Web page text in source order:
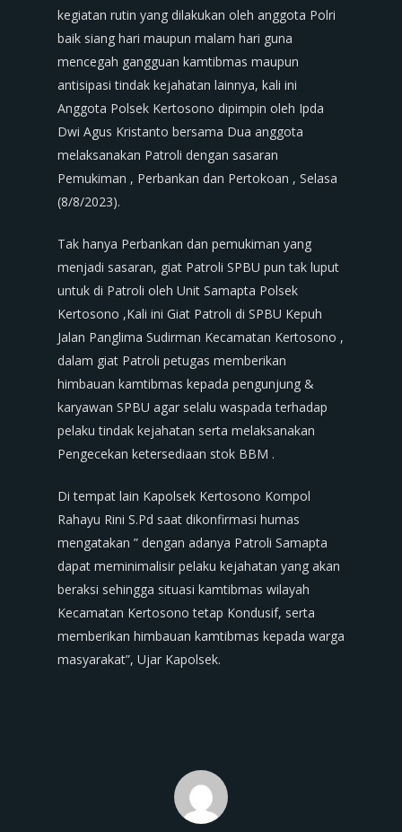
kegiatan rutin yang dilakukan oleh anggota Polri
baik siang hari maupun malam hari guna
mencegah gangguan kamtibmas maupun
antisipasi tindak kejahatan lainnya, kali ini
Anggota Polsek Kertosono dipimpin oleh Ipda
Dwi Agus Kristanto bersama Dua anggota
melaksanakan Patroli dengan sasaran
Pemukiman , Perbankan dan Pertokoan , Selasa
(8/8/2023).
Tak hanya Perbankan dan pemukiman yang
menjadi sasaran, giat Patroli SPBU pun tak luput
untuk di Patroli oleh Unit Samapta Polsek
Kertosono ,Kali ini Giat Patroli di SPBU Kepuh
Jalan Panglima Sudirman Kecamatan Kertosono ,
dalam giat Patroli petugas memberikan
himbauan kamtibmas kepada pengunjung &
karyawan SPBU agar selalu waspada terhadap
pelaku tindak kejahatan serta melaksanakan
Pengecekan ketersediaan stok BBM .
Di tempat lain Kapolsek Kertosono Kompol
Rahayu Rini S.Pd saat dikonfirmasi humas
mengatakan ” dengan adanya Patroli Samapta
dapat meminimalisir pelaku kejahatan yang akan
beraksi sehingga situasi kamtibmas wilayah
Kecamatan Kertosono tetap Kondusif, serta
memberikan himbauan kamtibmas kepada warga
masyarakat”, Ujar Kapolsek.